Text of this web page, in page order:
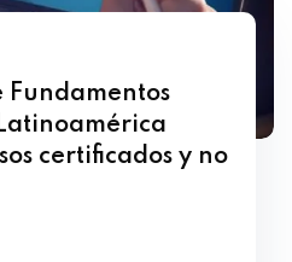
Fundamentos
Latinoamérica
certificados y no